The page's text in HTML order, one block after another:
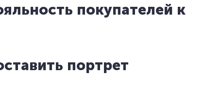
покупателей к
портрет